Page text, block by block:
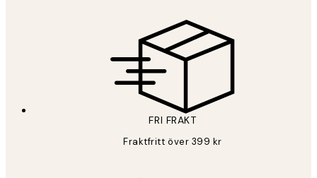
FRI FRAKT
Fraktfritt över 399 kr